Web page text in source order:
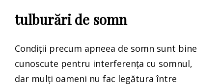
tulburări de somn
Condiții precum apneea de somn sunt bine
cunoscute pentru interferența cu somnul,
dar mulți oameni nu fac legătura între